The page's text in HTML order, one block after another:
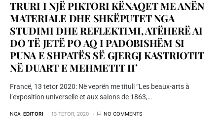
TRURI I NJË PIKTORI KËNAQET ME ANËN
MATERIALE DHE SHKËPUTET NGA
STUDIMI DHE REFLEKTIMI, ATËHERË AI
DO TË JETË PO AQ I PADOBISHËM SI
PUNA E SHPATËS SË GJERGJ KASTRIOTIT
NË DUART E MEHMETIT II’
Francë, 13 tetor 2020: Në veprën me titull “Les beaux-arts à
l’exposition universelle et aux salons de 1863,…
NGA EDITORI 13 TETOR, 2020 NO COMMENTS